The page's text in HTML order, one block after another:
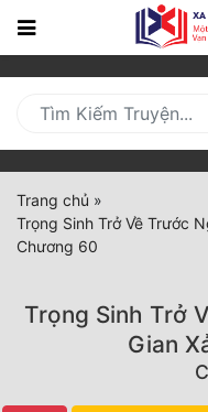
Trang
Mới
Cập
Nhật
(current)
BXH
Truyện Mới Ra
Trang chủ »
Trọng Sinh Trở Về Trước
Chương 60
Trọng Sinh Trở
Gian